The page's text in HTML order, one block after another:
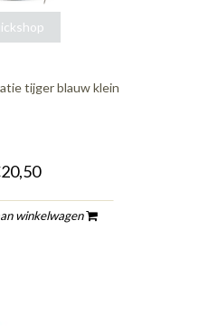
tijger blauw klein
winkelwagen